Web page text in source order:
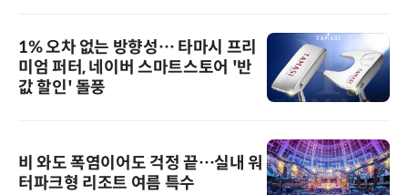
1% 오차 없는 방향성… 타마시 프리
미엄 퍼터, 네이버 스마트스토어 '반
값 할인' 돌풍
비 와도 폭염이어도 걱정 끝…실내 워
터파크형 리조트 여름 특수